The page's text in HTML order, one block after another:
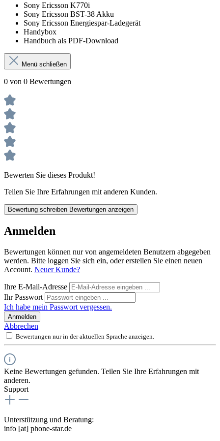
Sony Ericsson K770i
Sony Ericsson BST-38 Akku
Sony Ericsson Energiespar-Ladegerät
Handybox
Handbuch als PDF-Download
Menü schließen
0 von 0 Bewertungen
Bewerten Sie dieses Produkt!
Teilen Sie Ihre Erfahrungen mit anderen Kunden.
Bewertung schreiben Bewertungen anzeigen
Anmelden
Bewertungen können nur von angemeldeten Benutzern abgegeben
werden. Bitte loggen Sie sich ein, oder erstellen Sie einen neuen
Account. Neuer Kunde?
Ihre E-Mail-Adresse
Ihr Passwort
Ich habe mein Passwort vergessen.
Anmelden
Abbrechen
Bewertungen nur in der aktuellen Sprache anzeigen.
Keine Bewertungen gefunden. Teilen Sie Ihre Erfahrungen mit
anderen.
Support
Unterstützung und Beratung:
info [at] phone-star.de